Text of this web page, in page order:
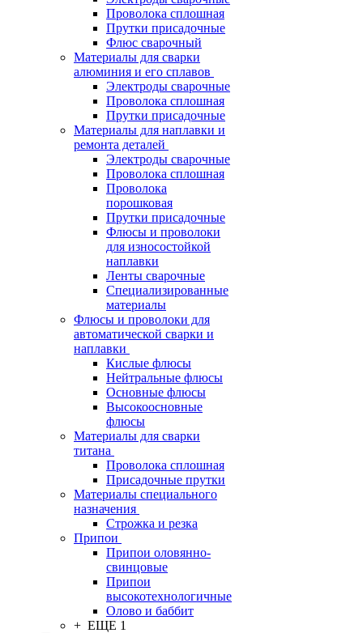
Проволока сплошная
Прутки присадочные
Флюс сварочный
Материалы для сварки
алюминия и его сплавов
Электроды сварочные
Проволока сплошная
Прутки присадочные
Материалы для наплавки и
ремонта деталей
Электроды сварочные
Проволока сплошная
Проволока
порошковая
Прутки присадочные
Флюсы и проволоки
для износостойкой
наплавки
Ленты сварочные
Специализированные
материалы
Флюсы и проволоки для
автоматической сварки и
наплавки
Кислые флюсы
Нейтральные флюсы
Основные флюсы
Высокоосновные
флюсы
Материалы для сварки
титана
Проволока сплошная
Присадочные прутки
Материалы специального
назначения
Строжка и резка
Припои
Припои оловянно-
свинцовые
Припои
высокотехнологичные
Олово и баббит
+ ЕЩЕ 1